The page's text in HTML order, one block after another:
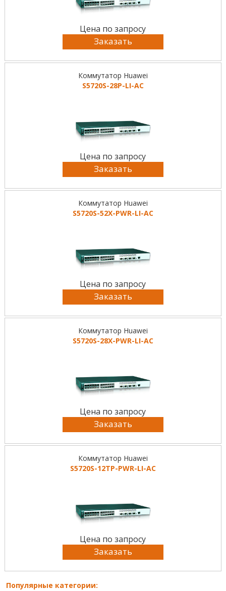
Цена по запросу
Заказать
Коммутатор Huawei
S5720S-28P-LI-AC
Цена по запросу
Заказать
Коммутатор Huawei
S5720S-52X-PWR-LI-AC
Цена по запросу
Заказать
Коммутатор Huawei
S5720S-28X-PWR-LI-AC
Цена по запросу
Заказать
Коммутатор Huawei
S5720S-12TP-PWR-LI-AC
Цена по запросу
Заказать
Популярные категории: